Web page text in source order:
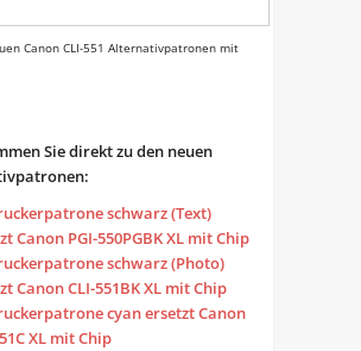
Canon CLI-551 Alternativpatronen mit
Sie direkt zu den neuen
schwarz (Text)
Canon PGI-550PGBK XL mit Chip
schwarz (Photo)
Canon CLI-551BK XL mit Chip
cyan ersetzt Canon
XL mit Chip